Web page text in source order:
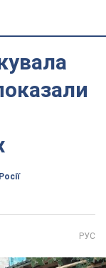
РУС